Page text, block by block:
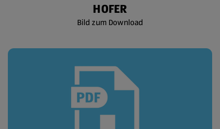
HOFER
Bild zum Download